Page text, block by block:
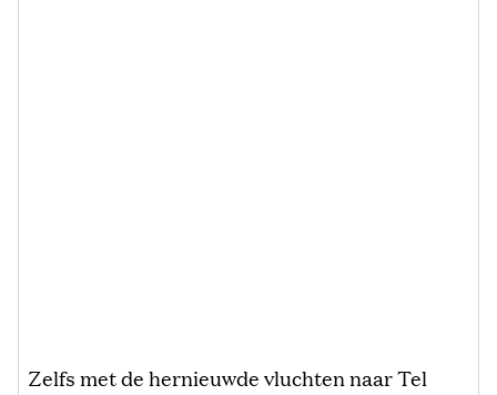
Zelfs met de hernieuwde vluchten naar Tel